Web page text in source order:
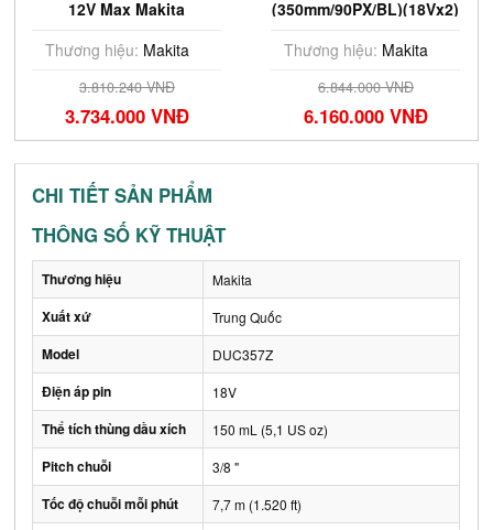
12V Max Makita
(Chưa Pin & Sạc)
Thương hiệu: Makita
3.810.240 VNĐ
3.734.000 VNĐ
(350mm/90PX/BL)(18Vx2)
Pin & Sạc)
Thương hiệu: Makita
6.844.000 VNĐ
6.160.000 VNĐ
CHI TIẾT SẢN PHẨM
THÔNG SỐ KỸ THUẬT
Thương hiệu Makita
Xuất xứ Trung Quốc
Model DUC357Z
Điện áp pin 18V
Thể tích thùng dầu xích 150 mL (5,1 US oz)
Pitch chuỗi 3/8 "
Tốc độ chuỗi mỗi phút 7,7 m (1.520 ft)